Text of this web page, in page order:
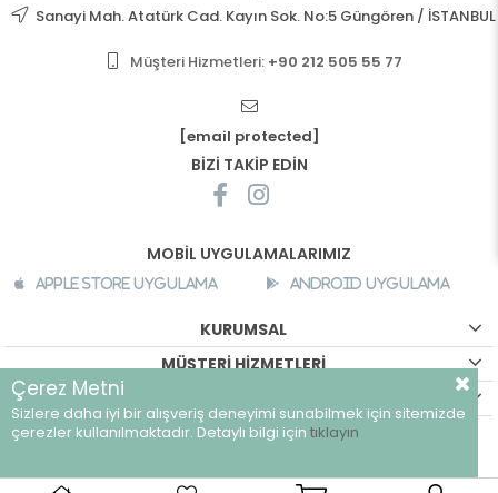
Sanayi Mah. Atatürk Cad. Kayın Sok. No:5 Güngören / İSTANBUL
Müşteri Hizmetleri: +90 212 505 55 77
[email protected]
BİZİ TAKİP EDİN
MOBİL UYGULAMALARIMIZ
Apple Store Uygulama Android Uygulama
KURUMSAL
MÜŞTERİ HİZMETLERİ
©breeze.com.tr - Tüm hakları saklıdır.
Çerez Metni
Sizlere daha iyi bir alışveriş deneyimi sunabilmek için sitemizde
çerezler kullanılmaktadır. Detaylı bilgi için tıklayın